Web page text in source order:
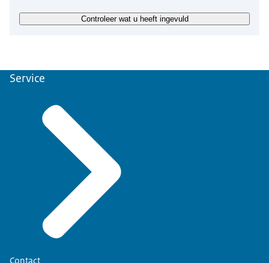
van uw persoonsgegevens kijk dan
bij melden op
Wilt u meer weten over hoe we omgaan met uw
gegevens bij het invullen van uw gegevens in de
applicatie, kijk dan
toetredingzorgaanbieders.nl/privacy
Controleer wat u heeft ingevuld
Service